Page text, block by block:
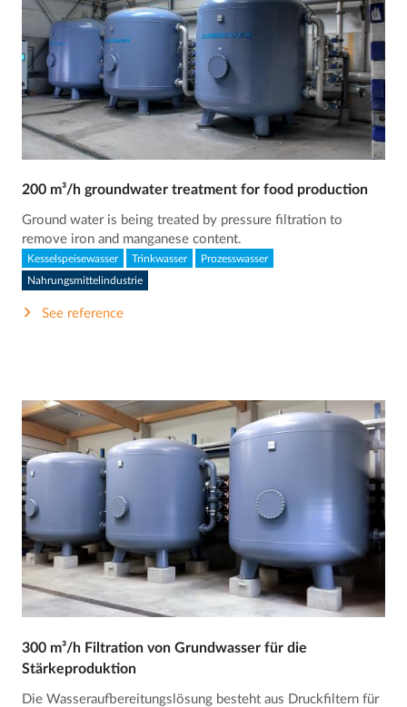
200 m³/h groundwater treatment for food production
Ground water is being treated by pressure filtration to
remove iron and manganese content.
Kesselspeisewasser Trinkwasser Prozesswasser
Nahrungsmittelindustrie
See reference
300 m³/h Filtration von Grundwasser für die
Stärkeproduktion
Die Wasseraufbereitungslösung besteht aus Druckfiltern für